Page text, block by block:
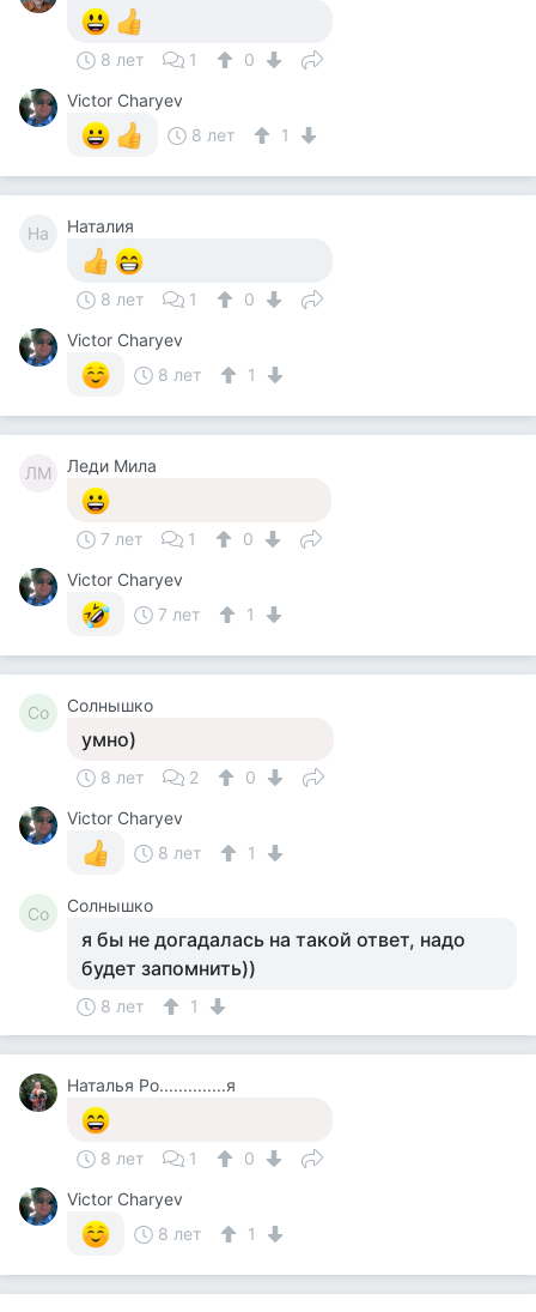
8 лет 1
0
Victor Charyev
8 лет
1
На Наталия
8 лет 1
0
Victor Charyev
8 лет
1
ЛМ Леди Мила
7 лет 1
0
Victor Charyev
7 лет
1
Со Солнышко
умно)
8 лет 2
0
Victor Charyev
8 лет
1
Со Солнышко
я бы не догадалась на такой ответ, надо
будет запомнить))
8 лет 1
Наталья Ро..............я
8 лет 1
0
Victor Charyev
8 лет
1